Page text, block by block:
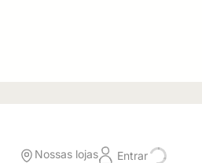
Nossas lojas Entrar